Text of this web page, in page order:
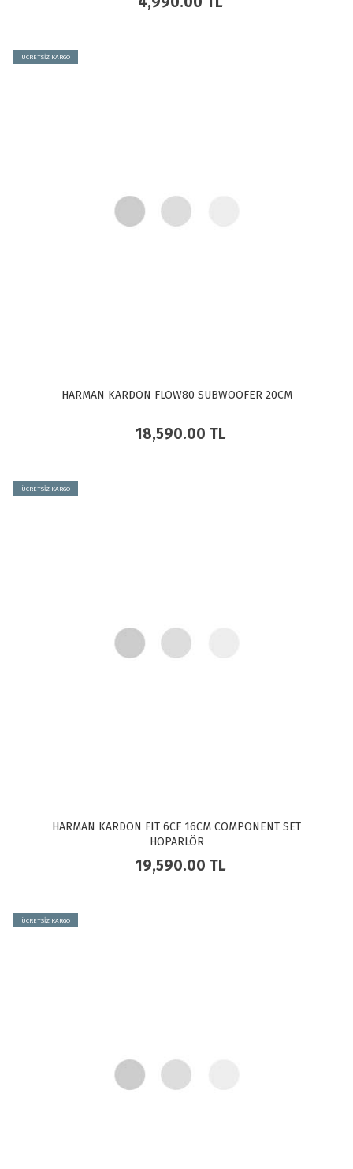
ÜCRETSİZ KARGO
HARMAN KARDON FLOW80 SUBWOOFER 20CM
18,590.00 TL
ÜCRETSİZ KARGO
HARMAN KARDON FIT 6CF 16CM COMPONENT SET
HOPARLÖR
19,590.00 TL
ÜCRETSİZ KARGO